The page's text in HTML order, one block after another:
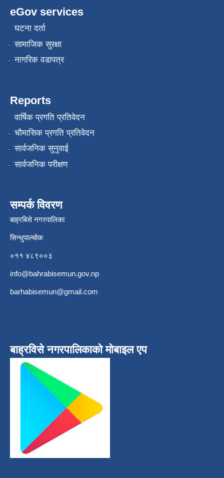
eGov services
घटना दर्ता
सामाजिक सुरक्षा
नागरिक वडापत्र
Reports
वार्षिक प्रगति प्रतिवेदन
चौमासिक प्रगति प्रतिवेदन
सार्वजनिक सुनुवाई
सार्वजनिक परीक्षण
सम्पर्क विवरण
बाह्रबिसे नगरपालिका
सिन्धुपाल्चोक
०११ ४८९००३
info@bahrabisemun.gov.np
barhabisemun@gmail.com
बाह्रविसे नगरपालिकाकाे माेबाइल एप